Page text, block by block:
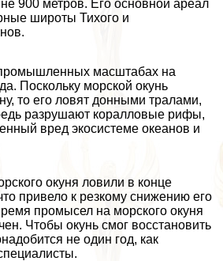
900 метров. Его основной ареал
широты Тихого и
масштабах на
Поскольку морской окунь
то его ловят донными тралами,
разрушают коралловые рифы,
вред экосистеме океанов и
окуня ловили в конце
привело к резкому снижению его
промысел на морского окуня
Чтобы окунь смог восстановить
не один год, как